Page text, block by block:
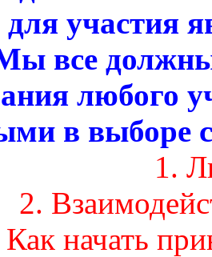
участия
все
любого
в выборе
1.
2.
начать